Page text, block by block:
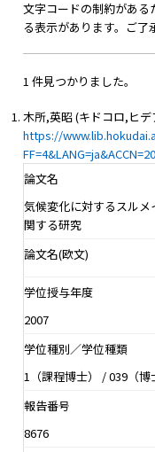
文字コードの制約がある
る表示があります。ご了
1 件見つかりました。
木所,英昭 (キドコロ,ヒデ
https://
論文名
気候変化に対するスル
関する研究
論文名(欧文)
学位授与年度
2007
学位種別／学位種類
1（課程博士） / 039（博
報告番号
8676